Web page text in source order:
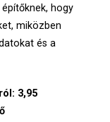
hogy
miközben
és a
3,95